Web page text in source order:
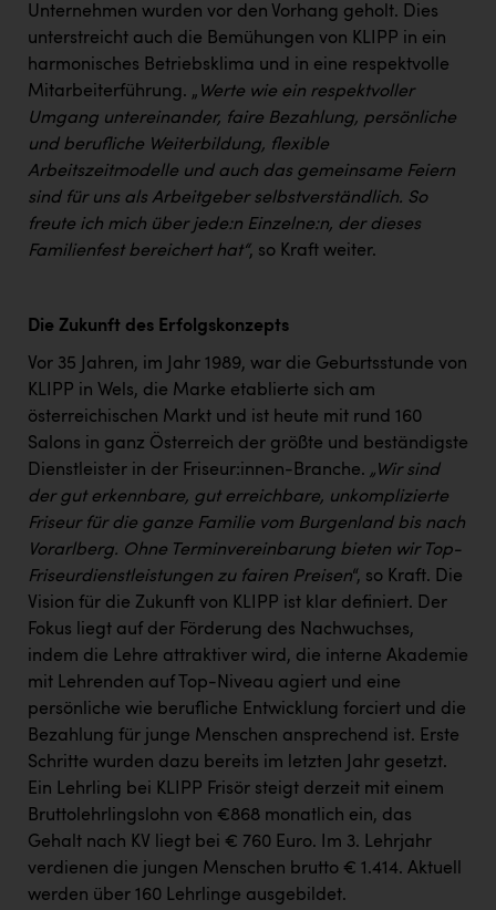
Dopgas
kunden basics
kontakt
Unternehmen wurden vor den Vorhang geholt. Dies
unterstreicht auch die Bemühungen von KLIPP in ein
harmonisches Betriebsklima und in eine respektvolle
Mitarbeiterführung. „ Werte wie ein respektvoller
Umgang untereinander, faire Bezahlung, persönliche
und berufliche Weiterbildung, flexible
Arbeitszeitmodelle und auch das gemeinsame Feiern
sind für uns als Arbeitgeber selbstverständlich. So
freute ich mich über jede:n Einzelne:n, der dieses
Familienfest bereichert hat“, so Kraft weiter.
Die Zukunft des Erfolgskonzepts
Vor 35 Jahren, im Jahr 1989, war die Geburtsstunde von
KLIPP in Wels, die Marke etablierte sich am
österreichischen Markt und ist heute mit rund 160
Salons in ganz Österreich der größte und beständigste
Dienstleister in der Friseur:innen-Branche. „Wir sind
der gut erkennbare, gut erreichbare, unkomplizierte
Friseur für die ganze Familie vom Burgenland bis nach
Vorarlberg. Ohne Terminvereinbarung bieten wir Top-
Friseurdienstleistungen zu fairen Preisen“, so Kraft. Die
Vision für die Zukunft von KLIPP ist klar definiert. Der
Fokus liegt auf der Förderung des Nachwuchses,
indem die Lehre attraktiver wird, die interne Akademie
mit Lehrenden auf Top-Niveau agiert und eine
persönliche wie berufliche Entwicklung forciert und die
Bezahlung für junge Menschen ansprechend ist. Erste
Schritte wurden dazu bereits im letzten Jahr gesetzt.
Ein Lehrling bei KLIPP Frisör steigt derzeit mit einem
Bruttolehrlingslohn von €868 monatlich ein, das
Gehalt nach KV liegt bei € 760 Euro. Im 3. Lehrjahr
verdienen die jungen Menschen brutto € 1.414. Aktuell
werden über 160 Lehrlinge ausgebildet.